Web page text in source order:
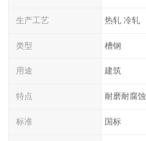
生产工艺 热轧 冷轧
类型 槽钢
用途 建筑
特点 耐磨耐腐蚀
标准 国标